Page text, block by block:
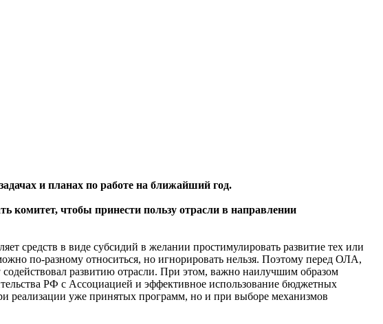
и планах по работе на ближайший год.
комитет, чтобы принести пользу отрасли в направлении
средств в виде субсидий в желании простимулировать развитие тех или
по-разному относиться, но игнорировать нельзя. Поэтому перед ОЛА,
развитию отрасли. При этом, важно наилучшим образом
РФ с Ассоциацией и эффективное использование бюджетных
реализации уже принятых программ, но и при выборе механизмов